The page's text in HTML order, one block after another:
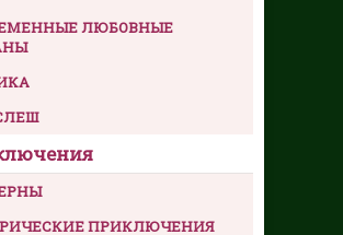
ЛЮБОВНЫЕ
ПРИКЛЮЧЕНИЯ